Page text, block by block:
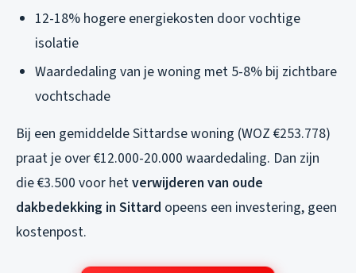
12-18% hogere energiekosten door vochtige
isolatie
Waardedaling van je woning met 5-8% bij zichtbare
vochtschade
Bij een gemiddelde Sittardse woning (WOZ €253.778)
praat je over €12.000-20.000 waardedaling. Dan zijn
die €3.500 voor hetverwijderen van oude
dakbedekking in Sittard opeens een investering, geen
kostenpost.